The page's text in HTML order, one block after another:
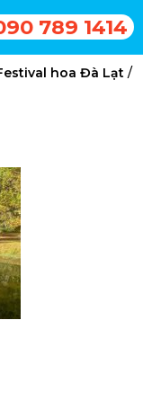
789 1414
hoa Đà Lạt /